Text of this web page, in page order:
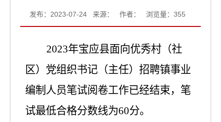
发布：2023-07-24 来源： 作者： 浏览量： 355
2023年宝应县面向优秀村（社
区）党组织书记（主任）招聘镇事业
编制人员笔试阅卷工作已经结束，笔
试最低合格分数线为60分。